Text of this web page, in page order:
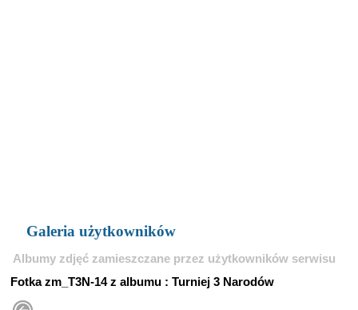
Galeria użytkowników
Albumy zdjęć zamieszczane przez użytkowników serwisu
Fotka zm_T3N-14 z albumu : Turniej 3 Narodów